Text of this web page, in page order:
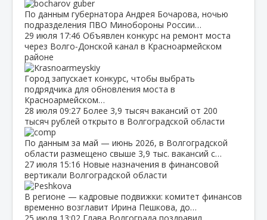
По данным губернатора Андрея Бочарова, ночью
подразделения ПВО Минобороны России…
29 июля 17:46 Объявлен конкурс на ремонт моста
через Волго‑Донской канал в Красноармейском
районе
Город запускает конкурс, чтобы выбрать
подрядчика для обновления моста в
Красноармейском…
28 июля 09:27 Более 3,9 тысяч вакансий от 200
тысяч рублей открыто в Волгоградской области
По данным за май — июнь 2026, в Волгоградской
области размещено свыше 3,9 тыс. вакансий с…
27 июля 15:16 Новые назначения в финансовой
вертикали Волгоградской области
В регионе — кадровые подвижки: комитет финансов
временно возглавит Ирина Пешкова, до…